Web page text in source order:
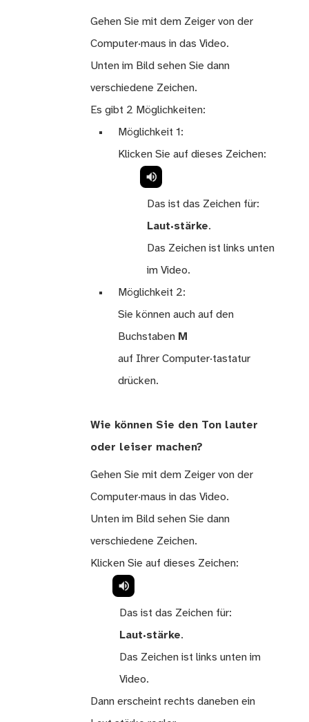
Gehen Sie mit dem Zeiger von der
Computer·maus in das Video.
Unten im Bild sehen Sie dann
verschiedene Zeichen.
Es gibt 2 Möglichkeiten:
Möglichkeit 1:
Klicken Sie auf dieses Zeichen:
Das ist das Zeichen für:
Laut·stärke.
Das Zeichen ist links unten
im Video.
Möglichkeit 2:
Sie können auch auf den
Buchstaben M
auf Ihrer Computer·tastatur
drücken.
Wie können Sie den Ton lauter
oder leiser machen?
Gehen Sie mit dem Zeiger von der
Computer·maus in das Video.
Unten im Bild sehen Sie dann
verschiedene Zeichen.
Klicken Sie auf dieses Zeichen:
Das ist das Zeichen für:
Laut·stärke.
Das Zeichen ist links unten im
Video.
Dann erscheint rechts daneben ein